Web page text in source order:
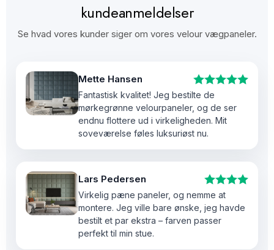
kundeanmeldelser
Se hvad vores kunder siger om vores velour vægpaneler.
Mette Hansen
Fantastisk kvalitet! Jeg bestilte de
mørkegrønne velourpaneler, og de ser
endnu flottere ud i virkeligheden. Mit
soveværelse føles luksuriøst nu.
Lars Pedersen
Virkelig pæne paneler, og nemme at
montere. Jeg ville bare ønske, jeg havde
bestilt et par ekstra – farven passer
perfekt til min stue.